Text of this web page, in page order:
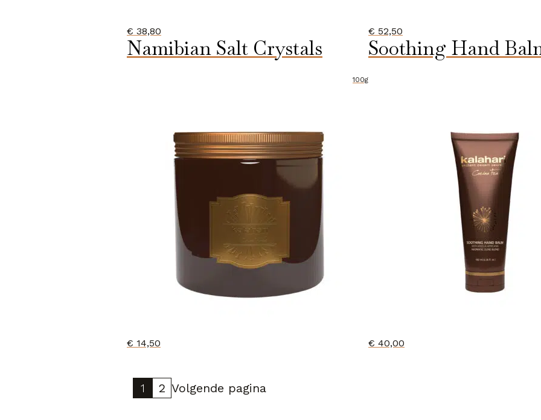
€ 38,80 € 52,50
Namibian Salt Crystals
100g
€ 14,50
Soothing Hand
€ 40,00
1 2 Volgende pagina